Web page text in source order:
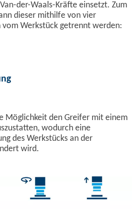
der-Waals-Kräfte einsetzt. Zum
dieser mithilfe von vier
vom Werkstück getrennt werden:
Möglichkeit den Greifer mit einem
wodurch eine
des Werkstücks an der
wird.